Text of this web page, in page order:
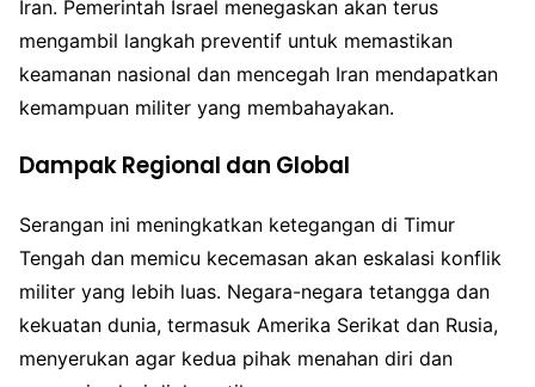
Iran. Pemerintah Israel menegaskan akan terus
mengambil langkah preventif untuk memastikan
keamanan nasional dan mencegah Iran mendapatkan
kemampuan militer yang membahayakan.
Dampak Regional dan Global
Serangan ini meningkatkan ketegangan di Timur
Tengah dan memicu kecemasan akan eskalasi konflik
militer yang lebih luas. Negara-negara tetangga dan
kekuatan dunia, termasuk Amerika Serikat dan Rusia,
menyerukan agar kedua pihak menahan diri dan